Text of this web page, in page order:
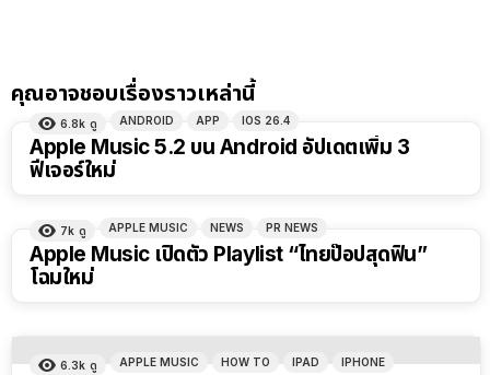
คุณอาจชอบเรื่องราวเหล่านี้
6.8k ดู ANDROID APP IOS 26.4
Apple Music 5.2 บน Android อัปเดตเพิ่ม 3
ฟีเจอร์ใหม่
7k ดู APPLE MUSIC NEWS PR NEWS
Apple Music เปิดตัว Playlist “ไทยป๊อปสุดฟิน”
โฉมใหม่
6.3k ดู APPLE MUSIC HOW TO IPAD IPHONE